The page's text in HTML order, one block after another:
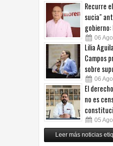
Recurre
sucia"
gobierno:
06 Ago
Lilia
Campos
sobre
06 Ago
El
no es
05 Ago
Relanza
de
Leer más noticias